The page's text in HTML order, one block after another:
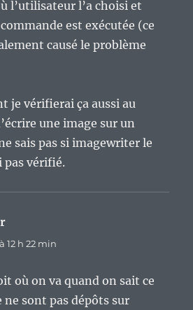
l’utilisateur l’a choisi et
est exécutée (ce
causé le problème
je vérifierai ça aussi au
une image sur un
sais pas si imagewriter le
pas vérifié.
12 h 22 min
où on va quand on sait ce
ne sont pas dépôts sur